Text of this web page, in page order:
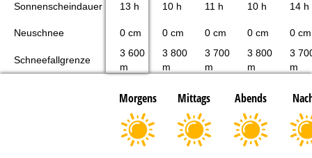
Sonnenscheindauer
13 h 10 h 11 h 10 h 14 h
Neuschnee 0 cm 0 cm 0 cm 0 cm 0 cm
Schneefallgrenze
3 600
m
3 800
m
3 700
m
3 800
m
3
m
Morgens Mittags Abends